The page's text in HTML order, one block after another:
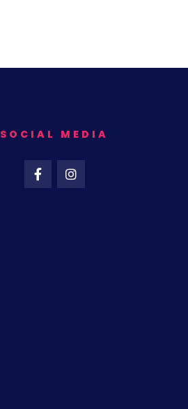
SOCIAL MEDIA